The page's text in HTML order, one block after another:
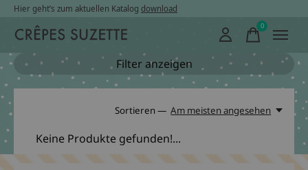
Hier geht’s zum aktuellen Katalog download
0items
Filter anzeigen
Sortieren — Am meisten angesehen
Keine Produkte gefunden!...